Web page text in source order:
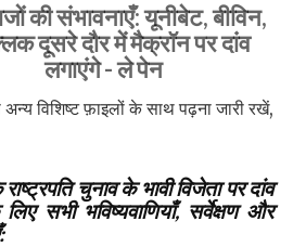
की संभावनाएँ: यूनीबेट, बीविन,
दूसरे दौर में मैक्रॉन पर दांव
लगाएंगे - ले पेन
अन्य विशिष्ट फ़ाइलों के साथ पढ़ना जारी रखें,
चुनाव के भावी विजेता पर दांव
सभी भविष्यवाणियाँ, सर्वेक्षण और